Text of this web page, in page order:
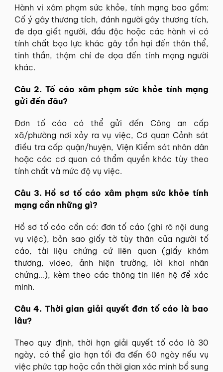
Hành vi xâm phạm sức khỏe, tính mạng bao gồm:
Cố ý gây thương tích, đánh người gây thương tích,
đe dọa giết người, đầu độc hoặc các hành vi có
tính chất bạo lực khác gây tổn hại đến thân thể,
tinh thần, thậm chí đe dọa đến tính mạng người
khác.
Câu 2. Tố cáo xâm phạm sức khỏe tính mạng
gửi đến đâu?
Đơn tố cáo có thể gửi đến Công an cấp
xã/phường nơi xảy ra vụ việc, Cơ quan Cảnh sát
điều tra cấp quận/huyện, Viện Kiểm sát nhân dân
hoặc các cơ quan có thẩm quyền khác tùy theo
tính chất và mức độ vụ việc.
Câu 3. Hồ sơ tố cáo xâm phạm sức khỏe tính
mạng cần những gì?
Hồ sơ tố cáo cần có: đơn tố cáo (ghi rõ nội dung
vụ việc), bản sao giấy tờ tùy thân của người tố
cáo, tài liệu chứng cứ liên quan (giấy khám
thương, video, ảnh hiện trường, lời khai nhân
chứng…), kèm theo các thông tin liên hệ để xác
minh.
Câu 4. Thời gian giải quyết đơn tố cáo là bao
lâu?
Theo quy định, thời hạn giải quyết tố cáo là 30
ngày, có thể gia hạn tối đa đến 60 ngày nếu vụ
việc phức tạp hoặc cần thời gian xác minh bổ sung